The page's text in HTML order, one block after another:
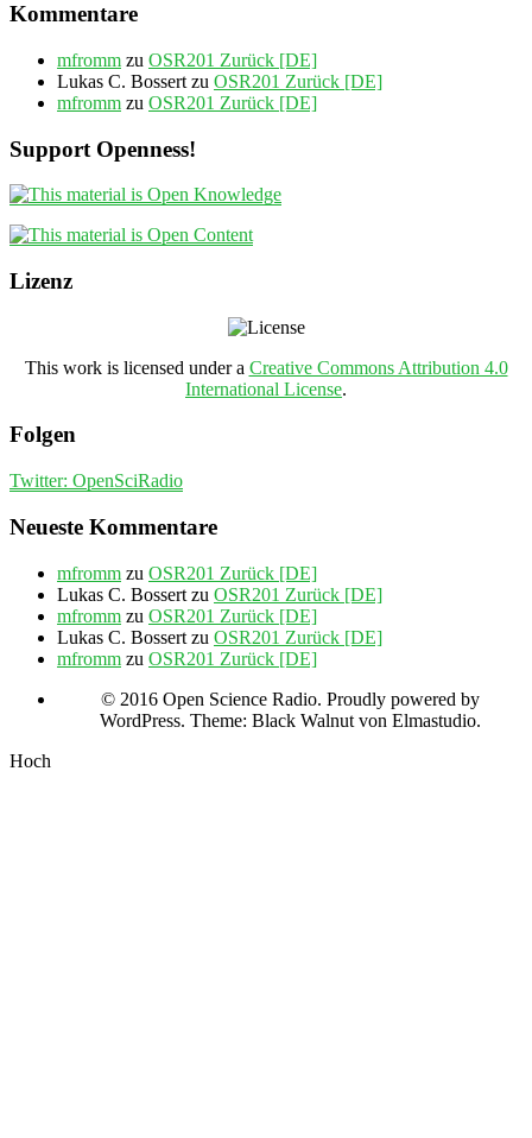
Kommentare
mfromm zu OSR201 Zurück [DE]
Lukas C. Bossert zu OSR201 Zurück [DE]
mfromm zu OSR201 Zurück [DE]
Support Openness!
Lizenz
This work is licensed under a Creative Commons Attribution 4.0
International License.
Folgen
Twitter: OpenSciRadio
Neueste Kommentare
mfromm zu OSR201 Zurück [DE]
Lukas C. Bossert zu OSR201 Zurück [DE]
mfromm zu OSR201 Zurück [DE]
Lukas C. Bossert zu OSR201 Zurück [DE]
mfromm zu OSR201 Zurück [DE]
© 2016 Open Science Radio. Proudly powered by
WordPress. Theme: Black Walnut von Elmastudio.
Hoch